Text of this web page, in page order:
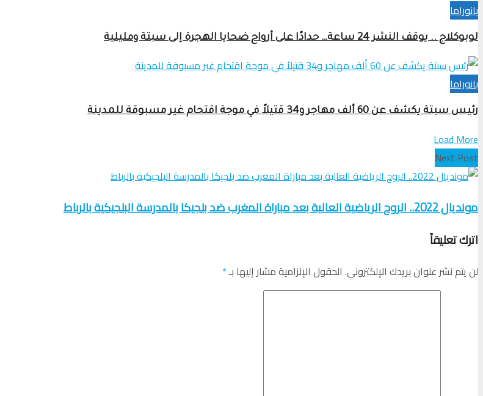
بانوراما
لوبوكلاج .. يوقف النشر 24 ساعة… حدادًا على أرواح ضحايا الهجرة إلى سبتة ومليلية
بانوراما
رئيس سبتة يكشف عن 60 ألف مهاجر و34 قتيلاً في موجة اقتحام غير مسبوقة للمدينة
Load More
Next Post
مونديال 2022.. الروح الرياضية العالية بعد مباراة المغرب ضد بلجيكا بالمدرسة البلجيكية بالرباط
اترك تعليقاً
لن يتم نشر عنوان بريدك الإلكتروني. الحقول الإلزامية مشار إليها بـ*